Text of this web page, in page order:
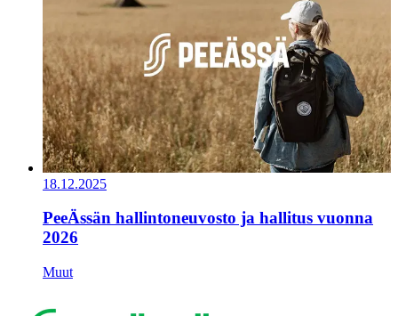
18.12.2025
PeeÄssän hallintoneuvosto ja hallitus vuonna
2026
Muut